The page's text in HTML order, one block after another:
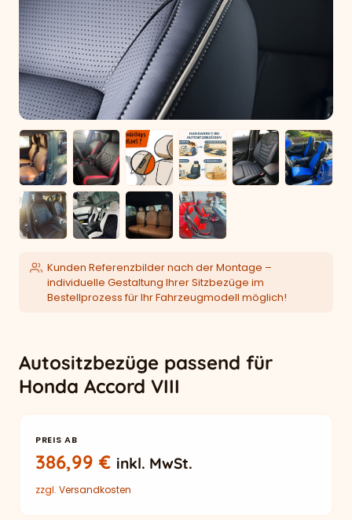
Kunden Referenzbilder nach der Montage –
individuelle Gestaltung Ihrer Sitzbezüge im
Bestellprozess für Ihr Fahrzeugmodell möglich!
Autositzbezüge passend für
Honda Accord VIII
PREIS AB
386,99€ inkl. MwSt.
zzgl. Versandkosten